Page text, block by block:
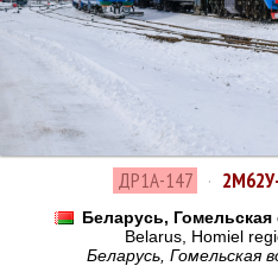
ДР1А-147 ·
Беларусь,
Belarus, Homiel
Беларусь, Гомельская